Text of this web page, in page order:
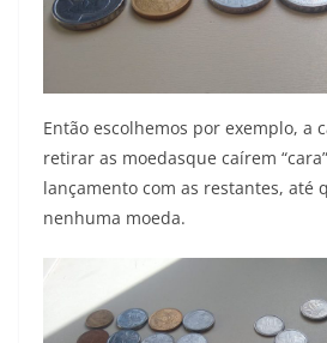
Então escolhemos por exemplo, a
retirar as moedasque caírem
lançamento com as restantes, até
nenhuma moeda.